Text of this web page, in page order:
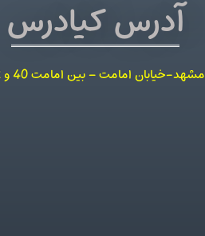
آدرس کیادرس
مشهد-خیابان امامت – بین امامت 40 و 42